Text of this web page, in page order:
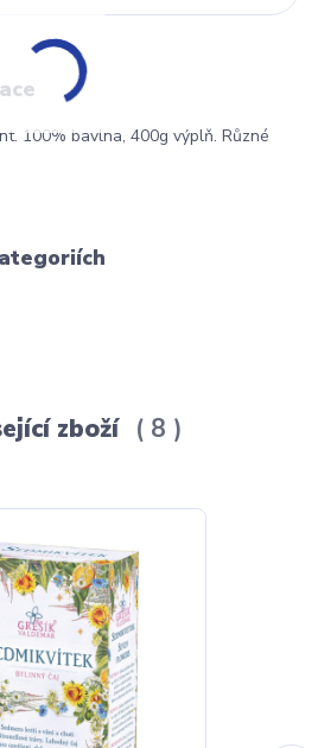
100% bavlna, 400g výplň. Různé
zboží 8